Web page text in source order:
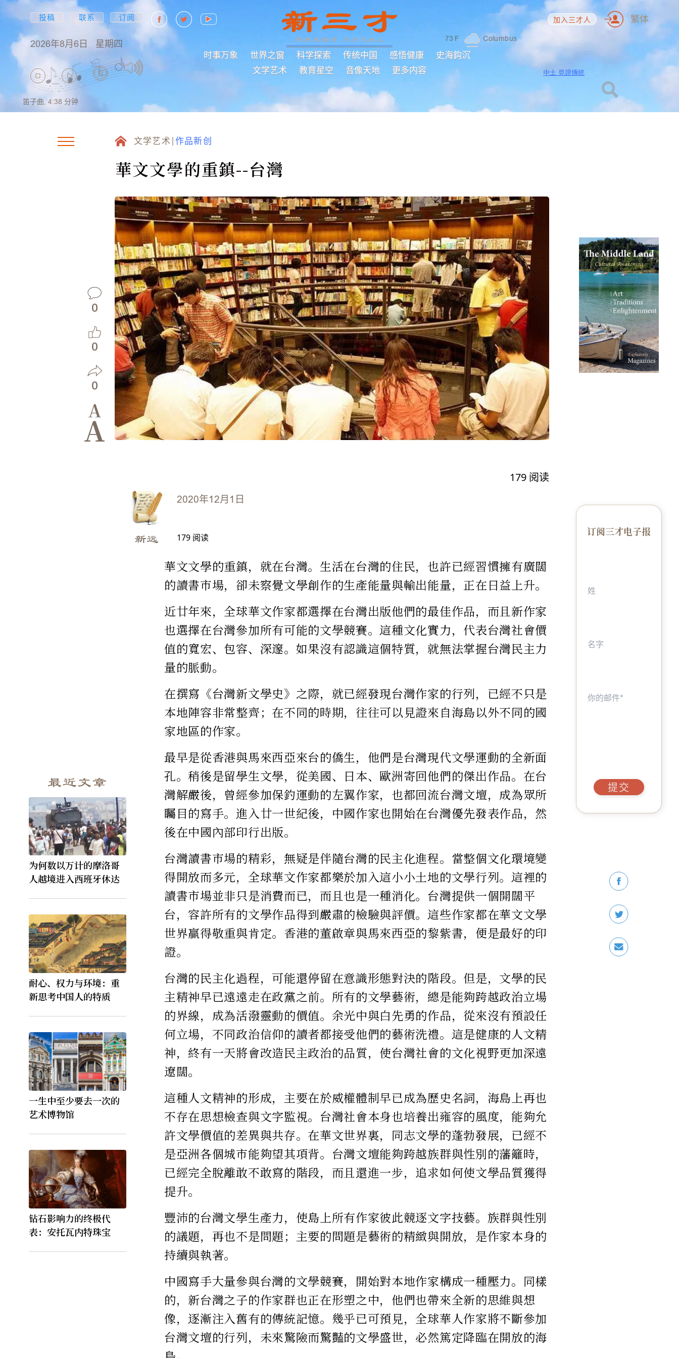
投稿 联系 订阅
2026年8月6日 星期四 73 F Columbus
时事万象 世界之窗 科学探索 传统中国 感悟健康
史海鈎沉
文学艺术
教育星空 音像天地 更多内容
加入三才人 繁体
中土 見證傳統
笛子曲, 4:38 分钟
文学艺术 作品新创
華文文學的重鎮--台灣
0
0
0
A
A
179 阅读
最近文章
为何数以万计的摩洛哥
人越境进入西班牙休达
耐心、权力与环境：重
新思考中国人的特质
一生中至少要去一次的
艺术博物馆
钻石影响力的终极代
表：安托瓦内特珠宝
2020年12月1日
新远 179 阅读
華文文學的重鎮，就在台灣。生活在台灣的住民，也許已經習慣擁有廣闊
的讀書市場，卻未察覺文學創作的生產能量與輸出能量，正在日益上升。
近廿年來，全球華文作家都選擇在台灣出版他們的最佳作品，而且新作家
也選擇在台灣參加所有可能的文學競賽。這種文化實力，代表台灣社會價
值的寬宏、包容、深邃。如果沒有認識這個特質，就無法掌握台灣民主力
量的脈動。
在撰寫《台灣新文學史》之際，就已經發現台灣作家的行列，已經不只是
本地陣容非常整齊；在不同的時期，往往可以見證來自海島以外不同的國
家地區的作家。
最早是從香港與馬來西亞來台的僑生，他們是台灣現代文學運動的全新面
孔。稍後是留學生文學，從美國、日本、歐洲寄回他們的傑出作品。在台
灣解嚴後，曾經參加保釣運動的左翼作家，也都回流台灣文壇，成為眾所
矚目的寫手。進入廿一世紀後，中國作家也開始在台灣優先發表作品，然
後在中國內部印行出版。
台灣讀書市場的精彩，無疑是伴隨台灣的民主化進程。當整個文化環境變
得開放而多元，全球華文作家都樂於加入這小小土地的文學行列。這裡的
讀書市場並非只是消費而已，而且也是一種消化。台灣提供一個開闊平
台，容許所有的文學作品得到嚴肅的檢驗與評價。這些作家都在華文文學
世界贏得敬重與肯定。香港的董啟章與馬來西亞的黎紫書，便是最好的印
證。
台灣的民主化過程，可能還停留在意識形態對決的階段。但是，文學的民
主精神早已遠遠走在政黨之前。所有的文學藝術，總是能夠跨越政治立場
的界線，成為活潑靈動的價值。余光中與白先勇的作品，從來沒有預設任
何立場，不同政治信仰的讀者都接受他們的藝術洗禮。這是健康的人文精
神，終有一天將會改造民主政治的品質，使台灣社會的文化視野更加深遠
遼闊。
這種人文精神的形成，主要在於威權體制早已成為歷史名詞，海島上再也
不存在思想檢查與文字監視。台灣社會本身也培養出雍容的風度，能夠允
許文學價值的差異與共存。在華文世界裏，同志文學的蓬勃發展，已經不
是亞洲各個城市能夠望其項背。台灣文壇能夠跨越族群與性別的藩籬時，
已經完全脫離敢不敢寫的階段，而且還進一步，追求如何使文學品質獲得
提升。
豐沛的台灣文學生產力，使島上所有作家彼此競逐文字技藝。族群與性別
的議題，再也不是問題；主要的問題是藝術的精緻與開放，是作家本身的
持續與執著。
中國寫手大量參與台灣的文學競賽，開始對本地作家構成一種壓力。同樣
的，新台灣之子的作家群也正在形塑之中，他們也帶來全新的思維與想
像，逐漸注入舊有的傳統記憶。幾乎已可預見，全球華人作家將不斷參加
台灣文壇的行列，未來驚險而驚豔的文學盛世，必然篤定降臨在開放的海
订阅三才电子报
提交